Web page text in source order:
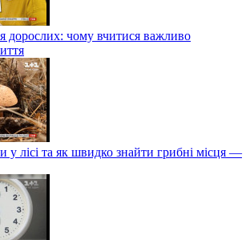
дорослих: чому вчитися важливо
у лісі та як швидко знайти грибні місця —